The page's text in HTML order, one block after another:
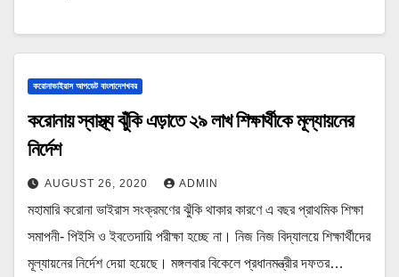
করোনাভাইরাস আপডেট বাংলাদেশখবর
করোনায় স্বাস্থ্য ঝুঁকি এড়াতে ২৯ লাখ শিক্ষার্থীকে মূল্যায়নের
নির্দেশ
AUGUST 26, 2020 ADMIN
মহামারি করোনা ভাইরাস সংক্রমণের ঝুঁকি থাকার কারণে এ বছর প্রাথমিক শিক্ষা
সমাপনী- পিইসি ও ইবতেদায়ি পরীক্ষা হচ্ছে না। নিজ নিজ বিদ্যালয়ে শিক্ষার্থীদের
মূল্যায়নের নির্দেশ দেয়া হয়েছে। মঙ্গলবার বিকেলে প্রধানমন্ত্রীর দফতর…